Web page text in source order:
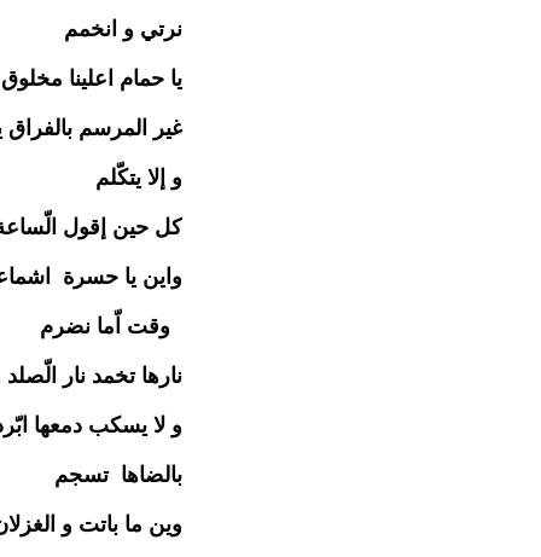
نرتي و انخمم
يا حمام اعلينا
غير المرسم
و إلا يتكّلم
كل حين إقول الّساعة
واين يا حسرة
نارها تخمد نار الّصلد
و لا يسكب دمعها
بالضاها تسجم
وين ما باتت و